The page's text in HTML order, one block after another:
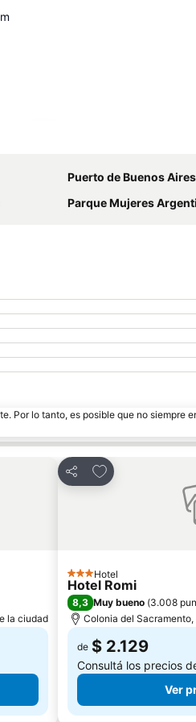
Puerto de Buenos Aires
Parque Mujeres
Por lo tanto, es posible que no siempre
la ciudad
Compartir
Añadir a
3 Estrellas
Hotel
Hotel Romi
8,3 Muy bueno (3.008
Colonia del
de $ 2.129
Consultá los precios
Ver